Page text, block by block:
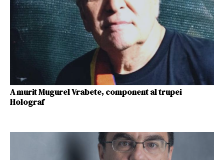
A murit Mugurel Vrabete, component al trupei
Holograf